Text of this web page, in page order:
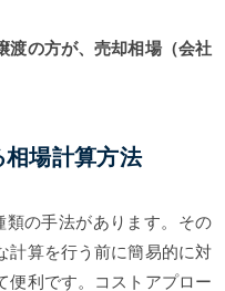
渡の方が、売却相場（会社
相場計算方法
の手法があります。その
計算を行う前に簡易的に対
便利です。コストアプロー